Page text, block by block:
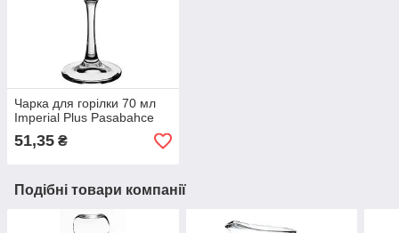
Чарка для горілки 70 мл
Imperial Plus Pasabahce
51,35 ₴
Подібні товари компанії